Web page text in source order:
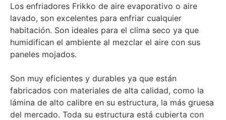
Los enfriadores Frikko de aire evaporativo o aire
lavado, son excelentes para enfriar cualquier
habitación. Son ideales para el clima seco ya que
humidifican el ambiente al mezclar el aire con sus
paneles mojados.
Son muy eficientes y durables ya que están
fabricados con materiales de alta calidad, como la
lámina de alto calibre en su estructura, la más gruesa
del mercado. Toda su estructura está cubierta con